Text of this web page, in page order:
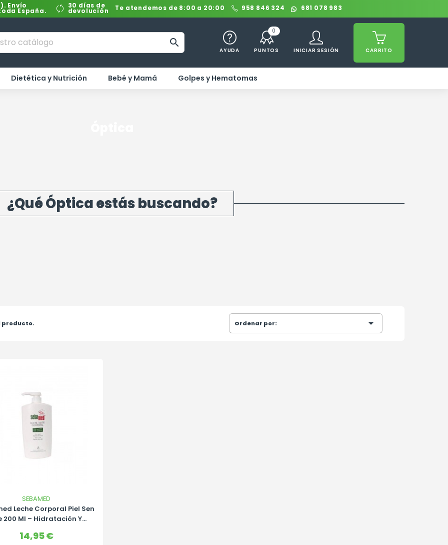
Envío
España.
30 días de
devolución Te atendemos de 8:00 a 20:00 958 846 324 681 078 983

AYUDA
0
PUNTOS INICIAR SESIÓN CARRITO
Dietética y Nutrición Bebé y Mamá Golpes y Hematomas
¿Qué Óptica estás buscando?
producto. Ordenar por: 
SEBAMED
Leche Corporal Piel Sen
200 Ml – Hidratación Y...
Precio
14,95 €